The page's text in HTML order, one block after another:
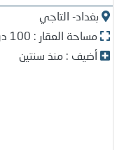
بغداد- التاجي
مساحة العقار : 100 دونم دونم
أضيف : منذ سنتين